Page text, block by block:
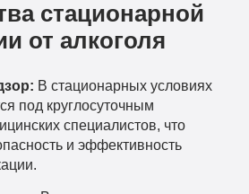
стационарной
от алкоголя
В стационарных условиях
под круглосуточным
специалистов, что
и эффективность